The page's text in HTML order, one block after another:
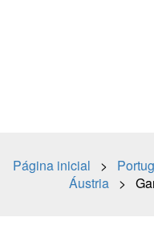
Página inicial >
Áustria >